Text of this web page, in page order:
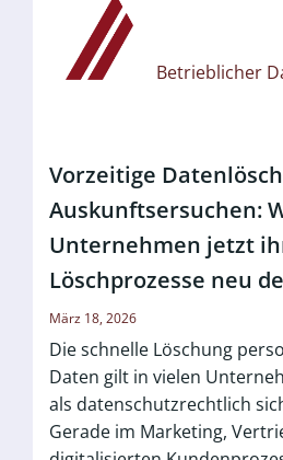
Betrieblicher
Vorzeitige
Auskunftsersuchen:
Unternehmen jetzt
Löschprozesse neu
März 18, 2026
Die schnelle Löschung
Daten gilt in vielen
als datenschutzrechtlich
Gerade im Marketing,